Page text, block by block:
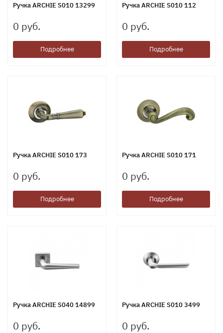
Ручка ARCHIE S010 13299
0 руб.
Подробнее
Ручка ARCHIE S010 112
0 руб.
Подробнее
Ручка ARCHIE S010 173
0 руб.
Подробнее
Ручка ARCHIE S010 171
0 руб.
Подробнее
Ручка ARCHIE S040 14899
0 руб.
Ручка ARCHIE S010 3499
0 руб.